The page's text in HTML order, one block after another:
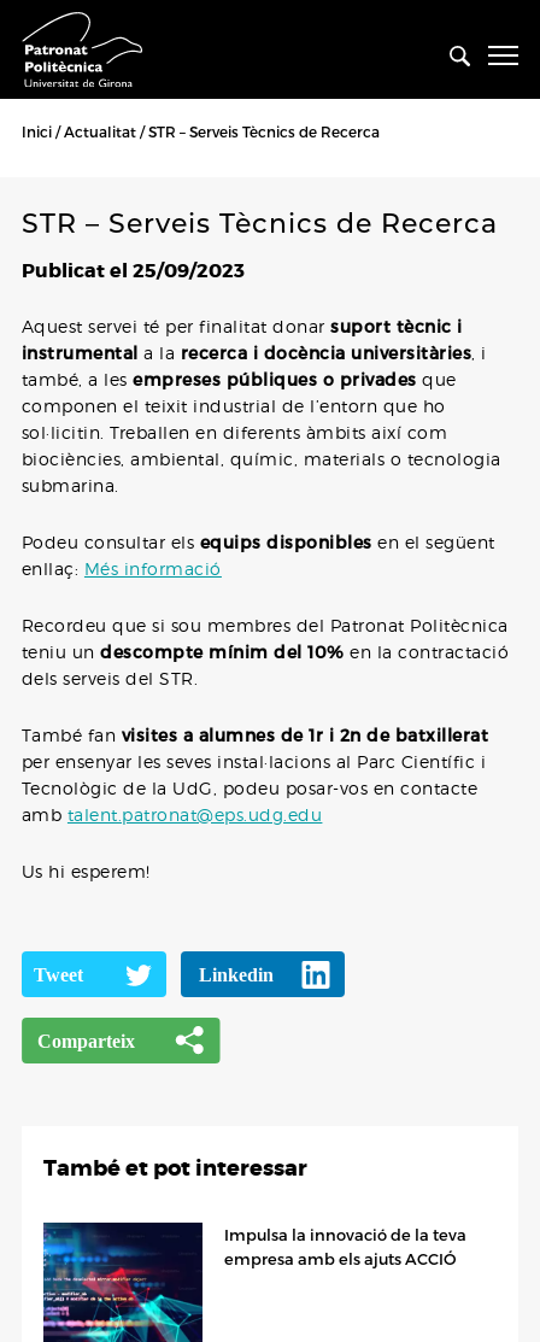
Inici Actualitat STR – Serveis Tècnics de Recerca
STR – Serveis Tècnics de Recerca
Publicat el 25/09/2023
Aquest servei té per finalitat donarsuport tècnic i
instrumental a la recerca i docència universitàries , i
també, a lesempreses públiques o privades que
componen el teixit industrial de l’entorn que ho
sol·licitin. Treballen en diferents àmbits així com
biociències, ambiental, químic, materials o tecnologia
submarina.
Podeu consultar els equips disponibles en el següent
enllaç: Més informació
Recordeu que si sou membres del Patronat Politècnica
teniu undescompte mínim del 10% en la contractació
dels serveis del STR.
També fan visites a alumnes de 1r i 2n de batxillerat
per ensenyar les seves instal·lacions al Parc Científic i
Tecnològic de la UdG, podeu posar-vos en contacte
amb talent.patronat@eps.udg.edu
Us hi esperem!
També et pot interessar
Impulsa la innovació de la teva
empresa amb els ajuts ACCIÓ